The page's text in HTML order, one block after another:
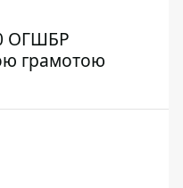
ОГШБР
грамотою